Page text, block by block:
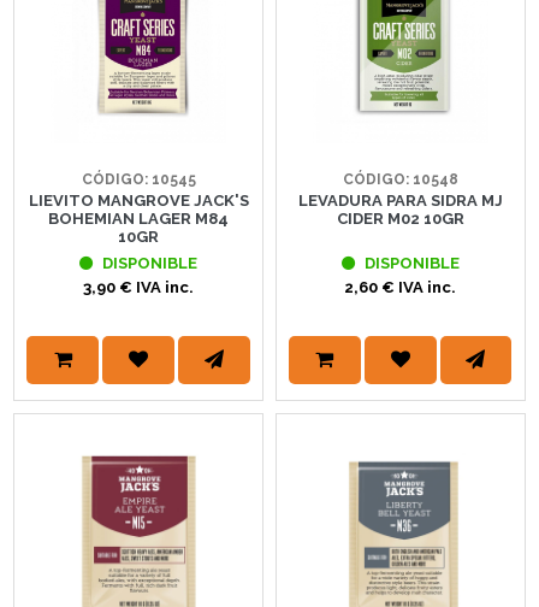
CÓDIGO: 10545
LIEVITO MANGROVE JACK'S
BOHEMIAN LAGER M84
10GR
DISPONIBLE
3,90 € IVA inc.
CÓDIGO: 10548
LEVADURA PARA SIDRA MJ
CIDER M02 10GR
DISPONIBLE
2,60 € IVA inc.